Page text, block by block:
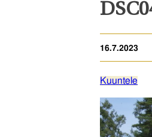
16.7.2023
Kuuntele